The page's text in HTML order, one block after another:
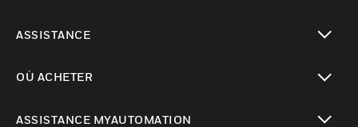
ASSISTANCE
OÙ ACHETER
ASSISTANCE MYAUTOMATION